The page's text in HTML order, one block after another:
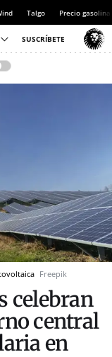
Talgo Precio gasolina
Freepik
celebran
central
en